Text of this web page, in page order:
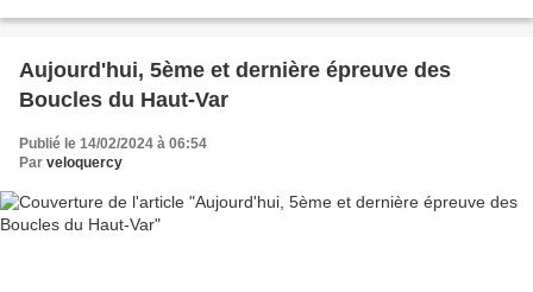
Aujourd'hui, 5ème et dernière épreuve des
Boucles du Haut-Var
Publié le 14/02/2024 à 06:54
Par veloquercy